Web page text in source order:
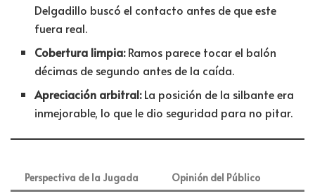
Delgadillo buscó el contacto antes de que este
fuera real.
Cobertura limpia:Ramos parece tocar el balón
décimas de segundo antes de la caída.
Apreciación arbitral:La posición de la silbante era
inmejorable, lo que le dio seguridad para no pitar.
Perspectiva de la Jugada
Opinión del Público